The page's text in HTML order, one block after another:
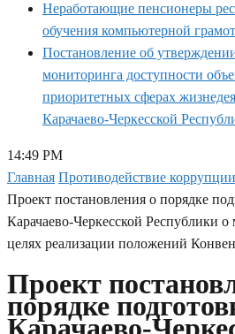
Неработающие пенсионеры
обучения компьютерной
Постановление об
мониторинга доступности
приоритетных сферах
Карачаево-Черкесской
14:49 PM
Главная Противодействие коррупции
Проект постановления о порядке
Карачаево-Черкесской Республики
целях реализации положений
Проект
порядке